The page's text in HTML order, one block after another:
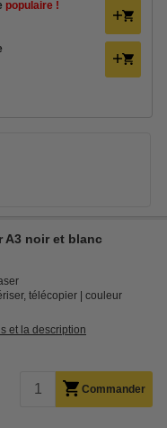
populaire !
A3 noir et blanc
télécopier
couleur
et la description
Commander